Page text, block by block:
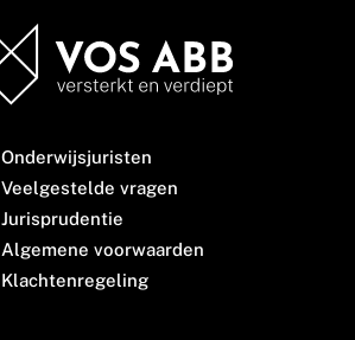
Onderwijsjuristen
Veelgestelde vragen
Jurisprudentie
Algemene voorwaarden
Klachtenregeling